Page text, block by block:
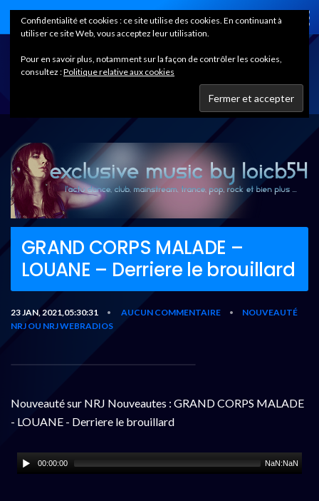
Home
GRAND CORPS MALADE –
LOUANE – Derriere le brouillard
23 JAN, 2021,05:30:31 • AUCUN COMMENTAIRE •
NOUVEAUTÉ
NRJ OU NRJ WEBRADIOS
Nouveauté sur NRJ Nouveautes : GRAND CORPS MALADE
- LOUANE - Derriere le brouillard
00:00:00 NaN:NaN
Confidentialité et cookies : ce site utilise des cookies. En continuant à
utiliser ce site Web, vous acceptez leur utilisation.
Pour en savoir plus, notamment sur la façon de contrôler les cookies,
consultez :Politique relative aux cookies